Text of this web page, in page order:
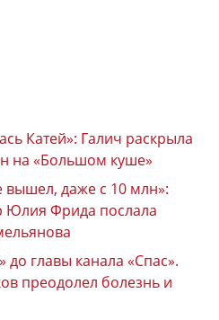
Катей»: Галич раскрыла
на «Большом куше»
даже с 10 млн»:
Юлия Фрида послала
до главы канала «Спас».
преодолел болезнь и